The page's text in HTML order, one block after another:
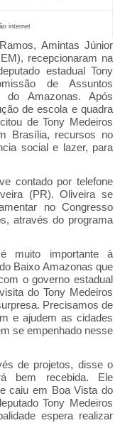
internet
Amintas Júnior
recepcionaram na
estadual Tony
de Assuntos
do Amazonas. Após
de escola e quadra
de Tony Medeiros
Brasília, recursos no
social e lazer, para
contado por telefone
(PR). Oliveira se
no Congresso
através do programa
muito importante à
Baixo Amazonas que
o governo estadual
do Tony Medeiros
Precisamos de
e ajudem as cidades
se empenhado nesse
de projetos, disse o
bem recebida. Ele
caiu em Boa Vista do
Tony Medeiros
espera realizar